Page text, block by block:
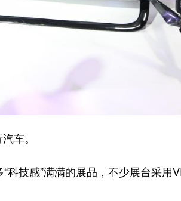
车。
技感”满满的展品，不少展台采用